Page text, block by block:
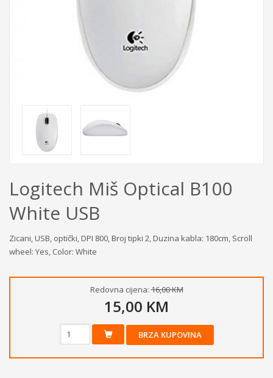
Logitech Miš Optical B100
White USB
Zicani, USB, optički, DPI 800, Broj tipki 2, Duzina kabla: 180cm, Scroll
wheel: Yes, Color: White
Redovna cijena:16,00 KM
15,00 KM
BRZA KUPOVINA